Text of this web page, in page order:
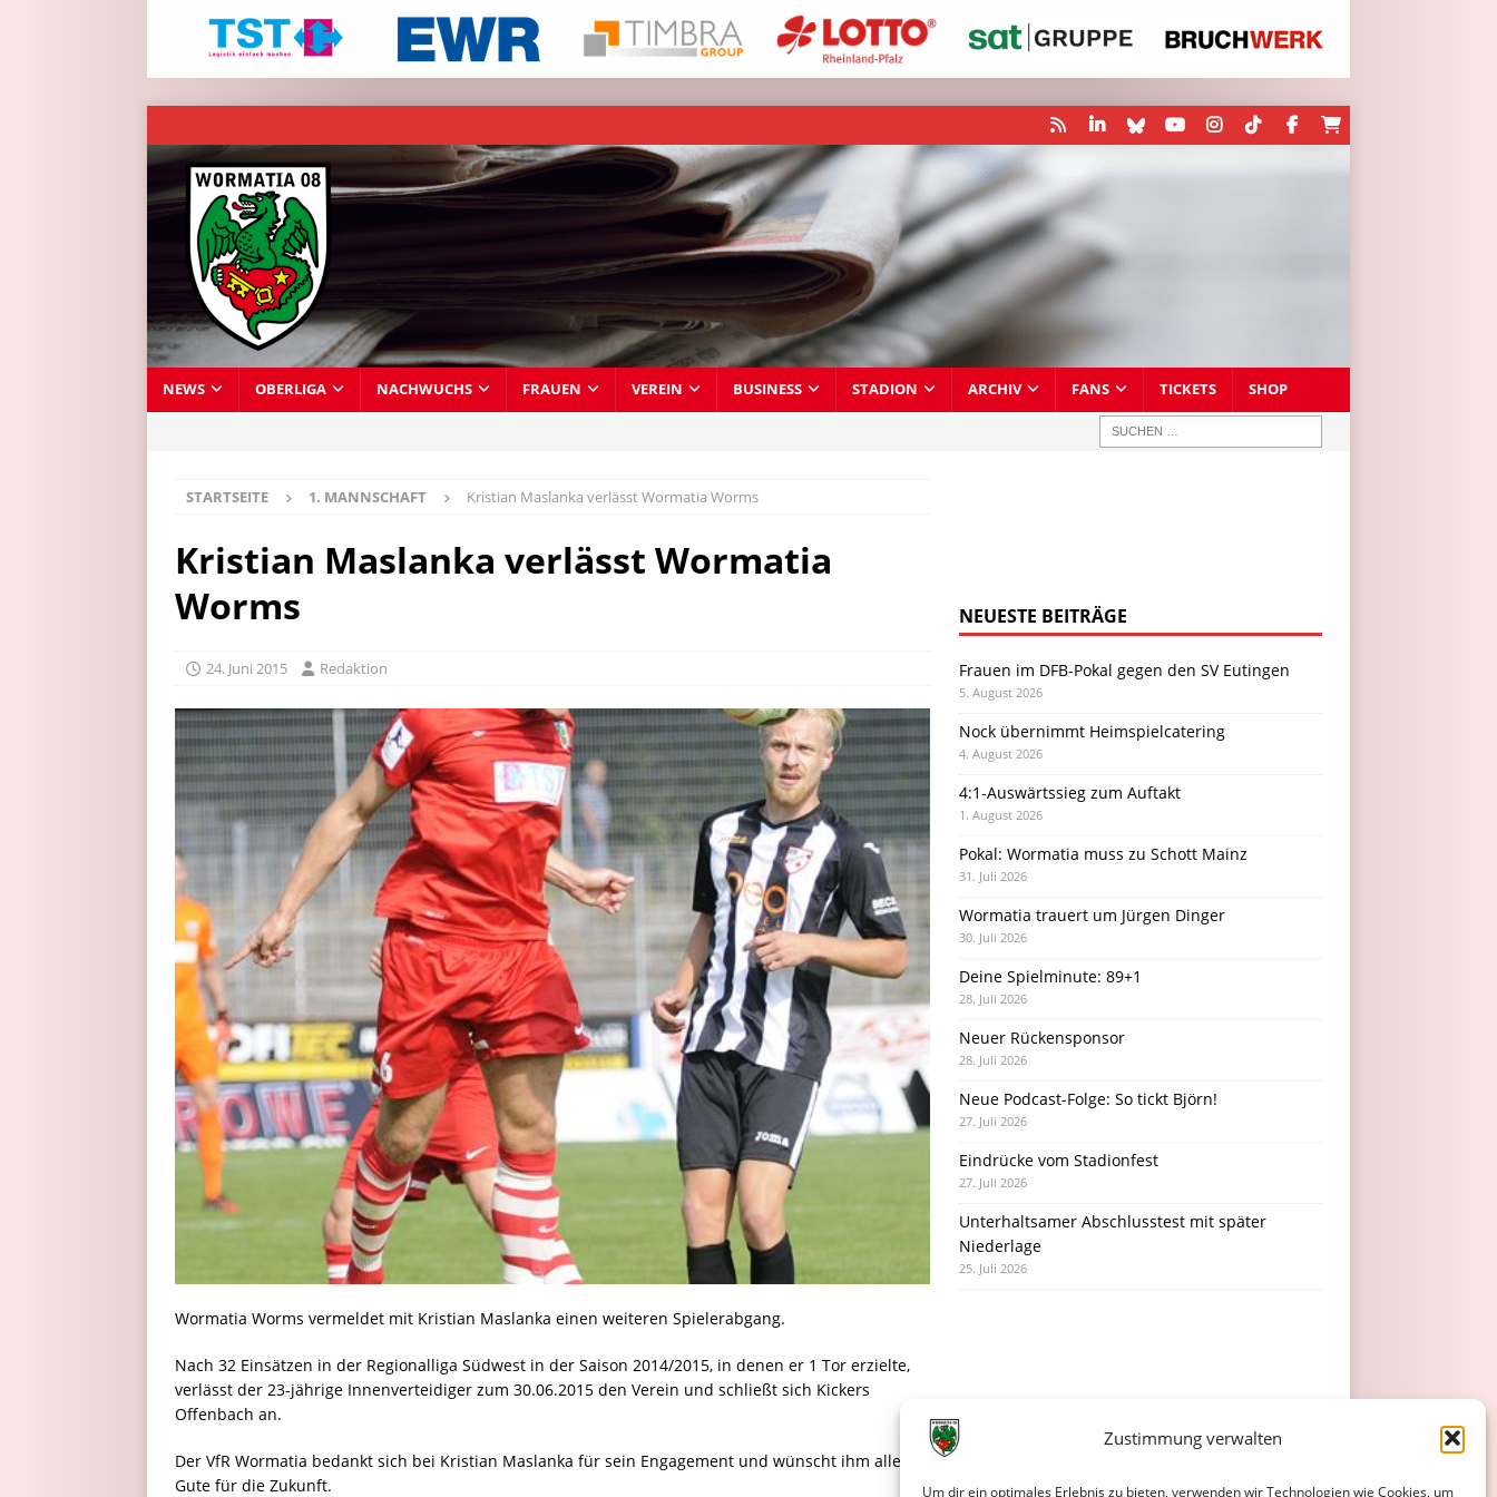
Zustimmung verwalten
Um dir ein optimales Erlebnis zu bieten, verwenden wir Technologien wie Cookies, um
NEWS OBERLIGA NACHWUCHS FRAUEN VEREIN BUSINESS STADION ARCHIV FANS TICKETS SHOP
STARTSEITE 1. MANNSCHAFT Kristian Maslanka verlässt Wormatia Worms
Kristian Maslanka verlässt Wormatia
Worms
24. Juni 2015 Redaktion
Wormatia Worms vermeldet mit Kristian Maslanka einen weiteren Spielerabgang.
Nach 32 Einsätzen in der Regionalliga Südwest in der Saison 2014/2015, in denen er 1 Tor erzielte,
verlässt der 23-jährige Innenverteidiger zum 30.06.2015 den Verein und schließt sich Kickers
Offenbach an.
Der VfR Wormatia bedankt sich bei Kristian Maslanka für sein Engagement und wünscht ihm alles
Gute für die Zukunft.
NEUESTE BEITRÄGE
Frauen im DFB-Pokal gegen den SV Eutingen
5. August 2026
Nock übernimmt Heimspielcatering
4. August 2026
4:1-Auswärtssieg zum Auftakt
1. August 2026
Pokal: Wormatia muss zu Schott Mainz
31. Juli 2026
Wormatia trauert um Jürgen Dinger
30. Juli 2026
Deine Spielminute: 89+1
28. Juli 2026
Neuer Rückensponsor
28. Juli 2026
Neue Podcast-Folge: So tickt Björn!
27. Juli 2026
Eindrücke vom Stadionfest
27. Juli 2026
Unterhaltsamer Abschlusstest mit später
Niederlage
25. Juli 2026